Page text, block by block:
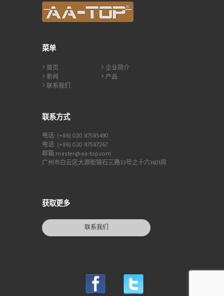
菜单
首页
企业简介
新闻
产品
联系我们
联系方式
电话: (+86) 020 87585490
电话: (+86) 020 87587267
邮箱:master@aa-top.com
广州市白云区大源街锦石三路33号之十六1601房
获取更多
联系我们